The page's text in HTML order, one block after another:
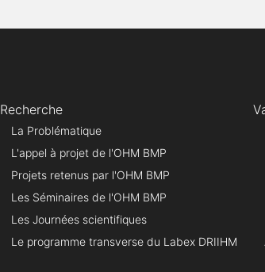
Recherche
La Problématique
L'appel à projet de l'OHM BMP
Projets retenus par l'OHM BMP
Les Séminaires de l'OHM BMP
Les Journées scientifiques
Le programme transverse du Labex DRIIHM